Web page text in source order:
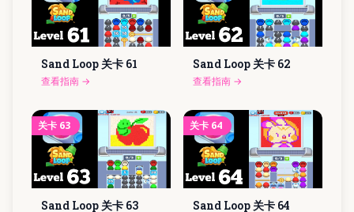
Sand Loop 关卡 61
查看指南 →
Sand Loop 关卡 62
查看指南 →
关卡 63
Sand Loop 关卡 63
关卡 64
Sand Loop 关卡 64